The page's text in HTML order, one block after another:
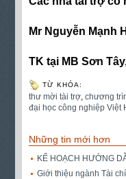
Mr Nguyễn Mạnh
TK tại MB Sơn
TỪ KHÓA:
thư mời tài trợ chương
đại học công nghiệp Việt
Những tin mới hơn
KẾ HOẠCH HƯỚNG
Giới thiệu ngành Tài